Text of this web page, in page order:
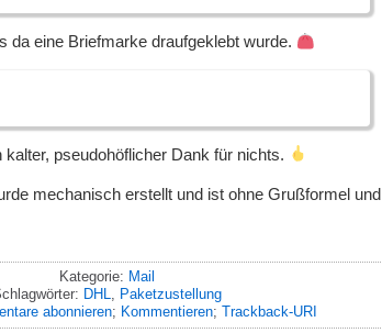
da eine Briefmarke draufgeklebt wurde.
pseudohöflicher Dank für nichts.
mechanisch erstellt und ist ohne Grußformel und
Kategorie: Mail
DHL, Paketzustellung
abonnieren; Kommentieren; Trackback-URI